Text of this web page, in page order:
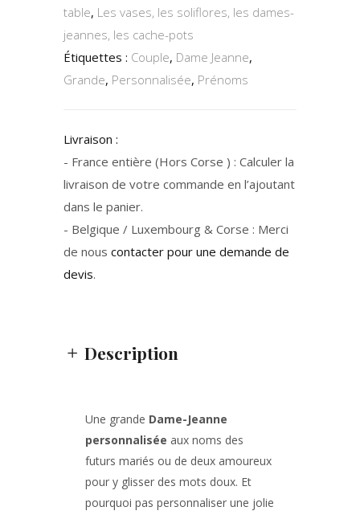
table, Les vases, les soliflores, les dames-
jeannes, les cache-pots
Étiquettes : Couple, Dame Jeanne,
Grande, Personnalisée, Prénoms
Livraison :
- France entière (Hors Corse ) : Calculer la
livraison de votre commande en l’ajoutant
dans le panier.
- Belgique / Luxembourg & Corse : Merci
de nous contacter pour une demande de
devis.
Description
Une grande Dame-Jeanne
personnalisée aux noms des
futurs mariés ou de deux amoureux
pour y glisser des mots doux. Et
pourquoi pas personnaliser une jolie